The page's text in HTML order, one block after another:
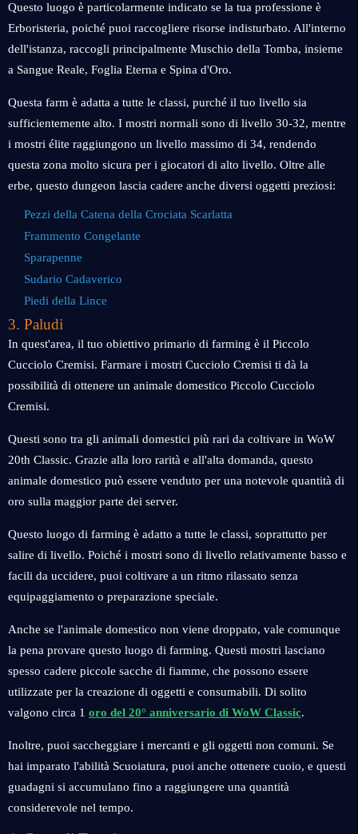
Questo luogo è particolarmente indicato se la tua professione è
Erboristeria, poiché puoi raccogliere risorse indisturbato. All'interno
dell'istanza, raccogli principalmente Muschio della Tomba, insieme
a Sangue Reale, Foglia Eterna e Spina d'Oro.
Questa farm è adatta a tutte le classi, purché il tuo livello sia
sufficientemente alto. I mostri normali sono di livello 30-32, mentre
i mostri élite raggiungono un livello massimo di 34, rendendo
questa zona molto sicura per i giocatori di alto livello. Oltre alle
erbe, questo dungeon lascia cadere anche diversi oggetti preziosi:
Pezzi della Catena della Crociata Scarlatta
Frammento Congelante
Sparapenne
Sudario Cadaverico
Piedi della Lince
3. Paludi
In quest'area, il tuo obiettivo primario di farming è il Piccolo
Cucciolo Cremisi. Farmare i mostri Cucciolo Cremisi ti dà la
possibilità di ottenere un animale domestico Piccolo Cucciolo
Cremisi.
Questi sono tra gli animali domestici più rari da coltivare in WoW
20th Classic. Grazie alla loro rarità e all'alta domanda, questo
animale domestico può essere venduto per una notevole quantità di
oro sulla maggior parte dei server.
Questo luogo di farming è adatto a tutte le classi, soprattutto per
salire di livello. Poiché i mostri sono di livello relativamente basso e
facili da uccidere, puoi coltivare a un ritmo rilassato senza
equipaggiamento o preparazione speciale.
Anche se l'animale domestico non viene droppato, vale comunque
la pena provare questo luogo di farming. Questi mostri lasciano
spesso cadere piccole sacche di fiamme, che possono essere
utilizzate per la creazione di oggetti e consumabili. Di solito
valgono circa 1 oro del 20° anniversario di WoW Classic.
Inoltre, puoi saccheggiare i mercanti e gli oggetti non comuni. Se
hai imparato l'abilità Scuoiatura, puoi anche ottenere cuoio, e questi
guadagni si accumulano fino a raggiungere una quantità
considerevole nel tempo.